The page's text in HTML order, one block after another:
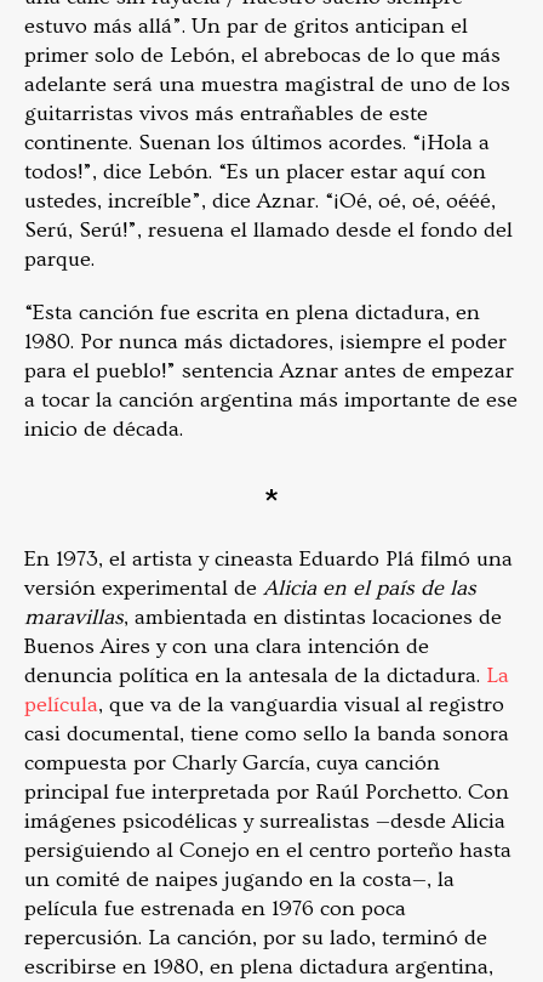
estuvo más allá”. Un par de gritos anticipan el
primer solo de Lebón, el abrebocas de lo que más
adelante será una muestra magistral de uno de los
guitarristas vivos más entrañables de este
continente. Suenan los últimos acordes. “¡Hola a
todos!”, dice Lebón. “Es un placer estar aquí con
ustedes, increíble”, dice Aznar. “¡Oé, oé, oé, oééé,
Serú, Serú!”, resuena el llamado desde el fondo del
parque.
“Esta canción fue escrita en plena dictadura, en
1980. Por nunca más dictadores, ¡siempre el poder
para el pueblo!” sentencia Aznar antes de empezar
a tocar la canción argentina más importante de ese
inicio de década.
*
En 1973, el artista y cineasta Eduardo Plá filmó una
versión experimental de Alicia en el país de las
maravillas, ambientada en distintas locaciones de
Buenos Aires y con una clara intención de
denuncia política en la antesala de la dictadura. La
película, que va de la vanguardia visual al registro
casi documental, tiene como sello la banda sonora
compuesta por Charly García, cuya canción
principal fue interpretada por Raúl Porchetto. Con
imágenes psicodélicas y surrealistas —desde Alicia
persiguiendo al Conejo en el centro porteño hasta
un comité de naipes jugando en la costa—, la
película fue estrenada en 1976 con poca
repercusión. La canción, por su lado, terminó de
escribirse en 1980, en plena dictadura argentina,